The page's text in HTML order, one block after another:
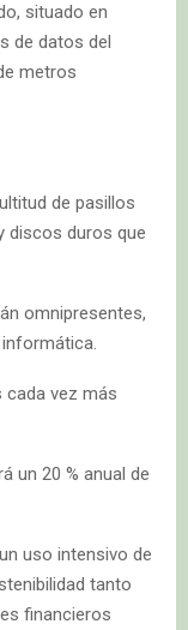
situado en
de datos del
metros
de pasillos
discos duros que
omnipresentes,
cada vez más
un 20 % anual de
uso intensivo de
tanto
financieros